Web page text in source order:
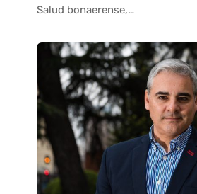
Salud bonaerense,…